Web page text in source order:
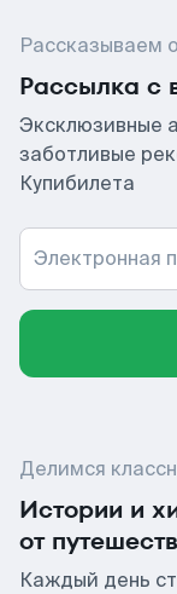
Рассказываем
Рассылка с
Эксклюзивные
заботливые
Купибилета
Электронная
Делимся
Истории и
от
Каждый день